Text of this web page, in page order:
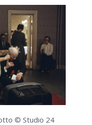
© Studio 24